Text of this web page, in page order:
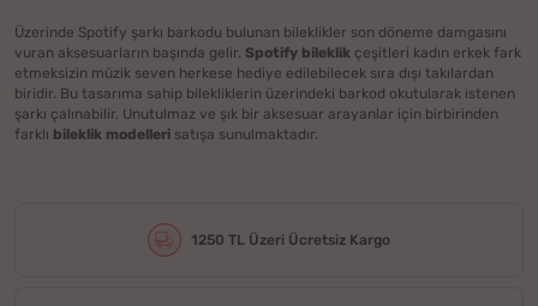
Üzerinde Spotify şarkı barkodu bulunan bileklikler son döneme damgasını
vuran aksesuarların başında gelir. Spotify bileklik çeşitleri kadın erkek fark
etmeksizin müzik seven herkese hediye edilebilecek sıra dışı takılardan
biridir. Bu tasarıma sahip bilekliklerin üzerindeki barkod okutularak istenen
şarkı çalınabilir. Unutulmaz ve şık bir aksesuar arayanlar için birbirinden
farklı bileklik modelleri satışa sunulmaktadır.
1250 TL Üzeri Ücretsiz Kargo